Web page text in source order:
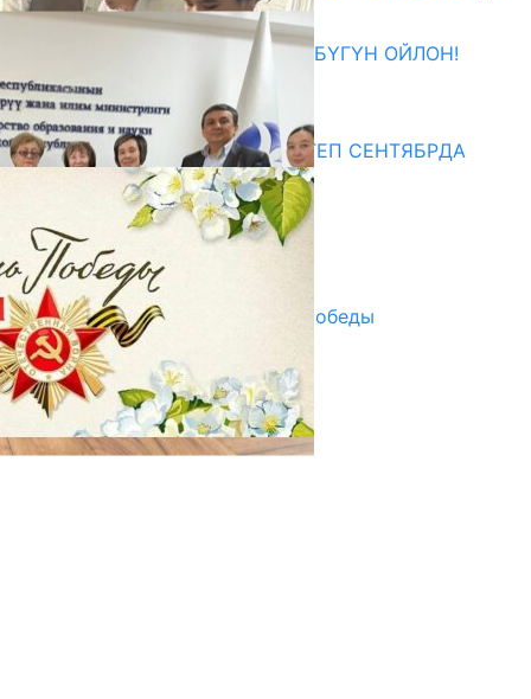
27.07.2026
ӨЗҮҢДҮН КЕЛЕЧЕГИҢ ҮЧҮН БҮГҮН ОЙЛОН!
20.07.2026
Медиа
СУЗАКТА 750 ОРУНДУУ МЕКТЕП СЕНТЯБРДА
ПАЙДАЛАНУУГА БЕРИЛЕТ
07.08.2025
Улуу Жеңиштин жандуу сөзү
29.04.2025
Награды в преддверии Дня Победы
29.04.2025